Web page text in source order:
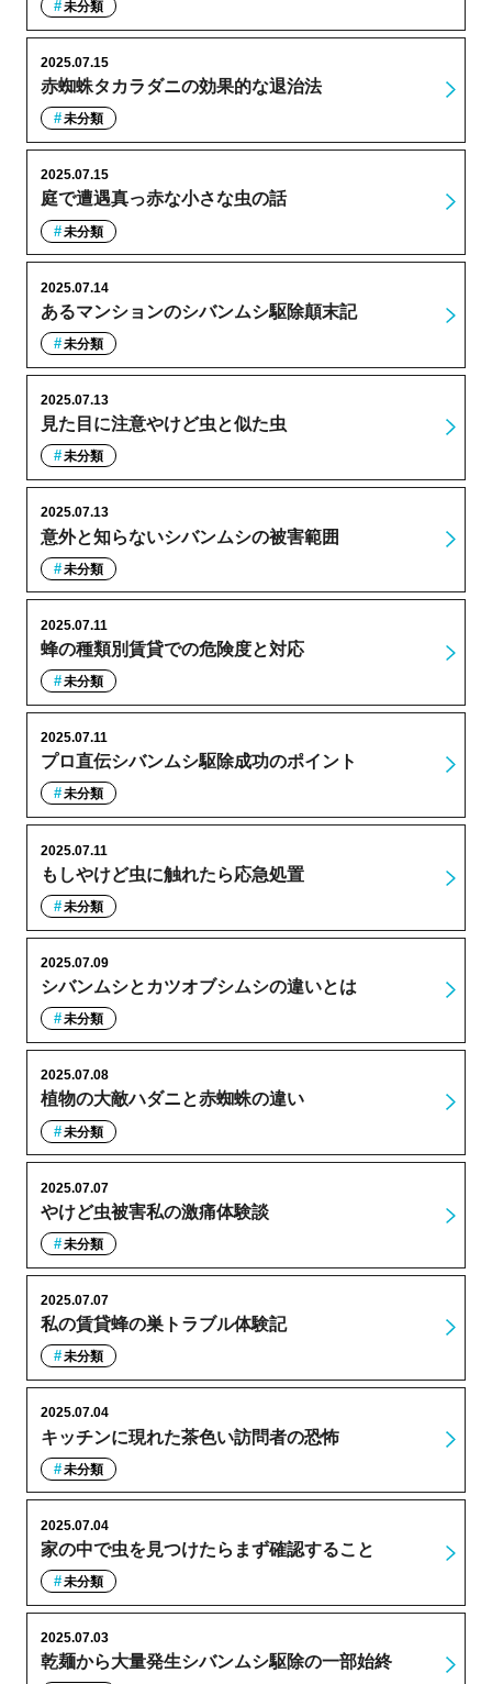
未分類
赤蜘蛛タカラダニの効果的な退治法
2025.07.15
未分類
庭で遭遇真っ赤な小さな虫の話
2025.07.15
未分類
あるマンションのシバンムシ駆除顛末記
2025.07.14
未分類
見た目に注意やけど虫と似た虫
2025.07.13
未分類
意外と知らないシバンムシの被害範囲
2025.07.13
未分類
蜂の種類別賃貸での危険度と対応
2025.07.11
未分類
プロ直伝シバンムシ駆除成功のポイント
2025.07.11
未分類
もしやけど虫に触れたら応急処置
2025.07.11
未分類
シバンムシとカツオブシムシの違いとは
2025.07.09
未分類
植物の大敵ハダニと赤蜘蛛の違い
2025.07.08
未分類
やけど虫被害私の激痛体験談
2025.07.07
未分類
私の賃貸蜂の巣トラブル体験記
2025.07.07
未分類
キッチンに現れた茶色い訪問者の恐怖
2025.07.04
未分類
家の中で虫を見つけたらまず確認すること
2025.07.04
未分類
乾麺から大量発生シバンムシ駆除の一部始終
2025.07.03